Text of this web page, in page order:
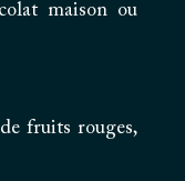
maison ou
fruits rouges,